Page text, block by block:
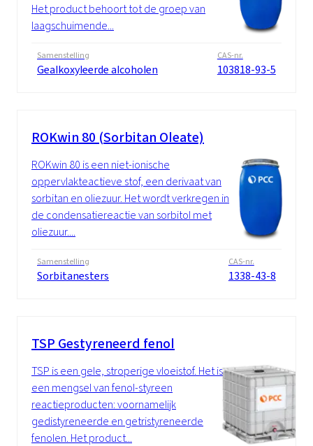
Het product behoort tot de groep van
laagschuimende...
Samenstelling
Gealkoxyleerde alcoholen
CAS-nr.
103818-93-5
ROKwin 80 (Sorbitan Oleate)
ROKwin 80 is een niet-ionische
oppervlakteactieve stof, een derivaat van
sorbitan en oliezuur. Het wordt verkregen in
de condensatiereactie van sorbitol met
oliezuur....
Samenstelling
Sorbitanesters
CAS-nr.
1338-43-8
TSP Gestyreneerd fenol
TSP is een gele, stroperige vloeistof. Het is
een mengsel van fenol-styreen
reactieproducten: voornamelijk
gedistyreneerde en getristyreneerde
fenolen. Het product...